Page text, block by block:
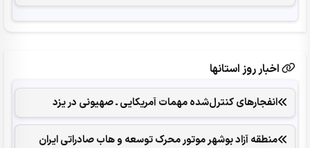
اخبار روز استانها
انفجارهای ‌کنترل‌شده ‌مهمات آمریکایی ـ صهیونی در یزد
منطقه آزاد بوشهر موتور محرک توسعه و هاب صادراتی ایران